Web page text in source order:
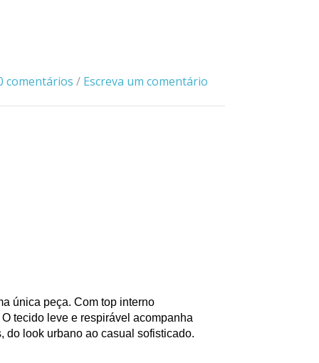
comentários / Escreva um comentário
única peça. Com top interno
tecido leve e respirável acompanha
do look urbano ao casual sofisticado.